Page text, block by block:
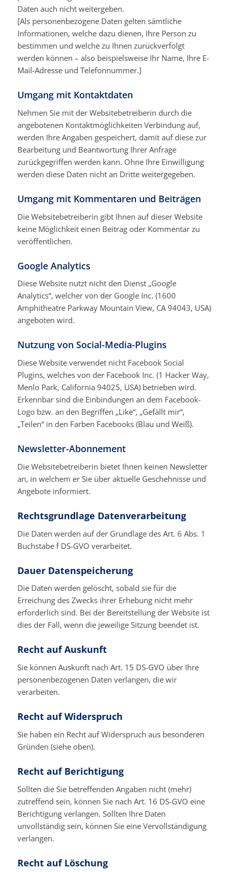
Daten auch nicht weitergeben.
[Als personenbezogene Daten gelten sämtliche
Informationen, welche dazu dienen, Ihre Person zu
bestimmen und welche zu Ihnen zurückverfolgt
werden können – also beispielsweise Ihr Name, Ihre E-
Mail-Adresse und Telefonnummer.]
Umgang mit Kontaktdaten
Nehmen Sie mit der Websitebetreiberin durch die
angebotenen Kontaktmöglichkeiten Verbindung auf,
werden Ihre Angaben gespeichert, damit auf diese zur
Bearbeitung und Beantwortung Ihrer Anfrage
zurückgegriffen werden kann. Ohne Ihre Einwilligung
werden diese Daten nicht an Dritte weitergegeben.
Umgang mit Kommentaren und Beiträgen
Die Websitebetreiberin gibt Ihnen auf dieser Website
keine Möglichkeit einen Beitrag oder Kommentar zu
veröffentlichen.
Google Analytics
Diese Website nutzt nicht den Dienst „Google
Analytics“, welcher von der Google Inc. (1600
Amphitheatre Parkway Mountain View, CA 94043, USA)
angeboten wird.
Nutzung von Social-Media-Plugins
Diese Website verwendet nicht Facebook Social
Plugins, welches von der Facebook Inc. (1 Hacker Way,
Menlo Park, California 94025, USA) betrieben wird.
Erkennbar sind die Einbindungen an dem Facebook-
Logo bzw. an den Begriffen „Like“, „Gefällt mir“,
„Teilen“ in den Farben Facebooks (Blau und Weiß).
Newsletter-Abonnement
Die Websitebetreiberin bietet Ihnen keinen Newsletter
an, in welchem er Sie über aktuelle Geschehnisse und
Angebote informiert.
Rechtsgrundlage Datenverarbeitung
Die Daten werden auf der Grundlage des Art. 6 Abs. 1
Buchstabe f DS-GVO verarbeitet.
Dauer Datenspeicherung
Die Daten werden gelöscht, sobald sie für die
Erreichung des Zwecks ihrer Erhebung nicht mehr
erforderlich sind. Bei der Bereitstellung der Website ist
dies der Fall, wenn die jeweilige Sitzung beendet ist.
Recht auf Auskunft
Sie können Auskunft nach Art. 15 DS-GVO über Ihre
personenbezogenen Daten verlangen, die wir
verarbeiten.
Recht auf Widerspruch
Sie haben ein Recht auf Widerspruch aus besonderen
Gründen (siehe oben).
Recht auf Berichtigung
Sollten die Sie betreffenden Angaben nicht (mehr)
zutreffend sein, können Sie nach Art. 16 DS-GVO eine
Berichtigung verlangen. Sollten Ihre Daten
unvollständig sein, können Sie eine Vervollständigung
verlangen.
Recht auf Löschung